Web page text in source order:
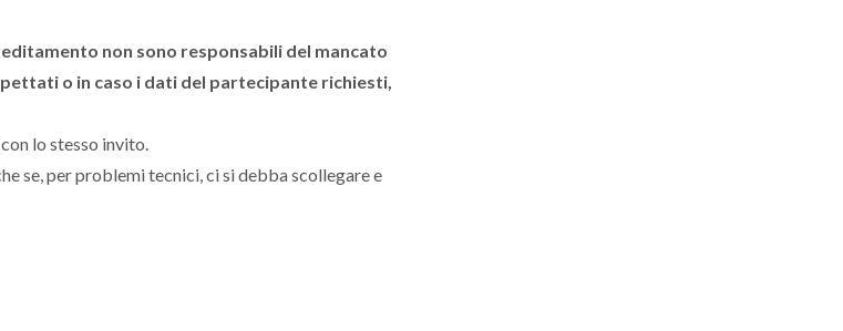
non sono responsabili del mancato
o in caso i dati del partecipante richiesti,
lo stesso invito.
se, per problemi tecnici, ci si debba scollegare e